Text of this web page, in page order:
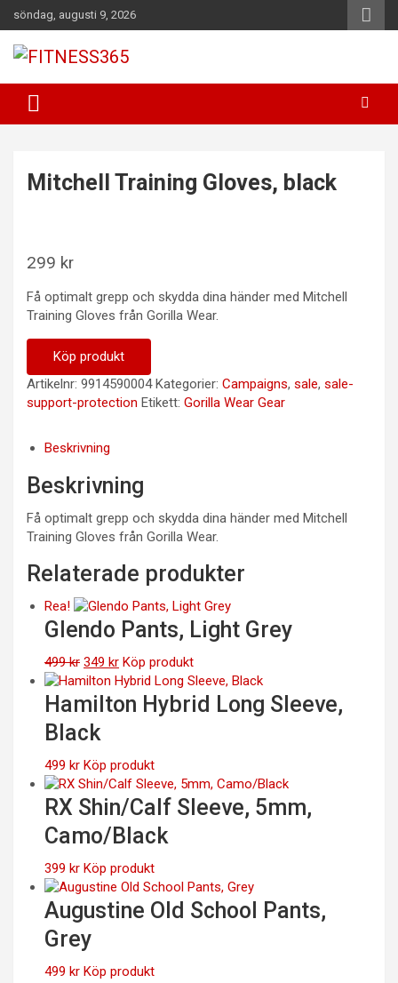
Hoppa
till
innehåll
söndag, augusti 9, 2026
FITNESS365
Mitchell Training Gloves, black
299 kr
Få optimalt grepp och skydda dina händer med Mitchell
Training Gloves från Gorilla Wear.
Köp produkt
Artikelnr: 9914590004 Kategorier: Campaigns, sale, sale-
support-protection Etikett: Gorilla Wear Gear
Beskrivning
Beskrivning
Få optimalt grepp och skydda dina händer med Mitchell
Training Gloves från Gorilla Wear.
Relaterade produkter
Rea!
Glendo Pants, Light Grey
499kr Det
ursprungliga
priset
var:
499 kr.
349 krDet
nuvarande
priset
är:
Köp produkt
Hamilton Hybrid Long Sleeve,
Black
499 kr Köp produkt
RX Shin/Calf Sleeve, 5mm,
Camo/Black
399 kr Köp produkt
Augustine Old School Pants,
Grey
499 kr Köp produkt